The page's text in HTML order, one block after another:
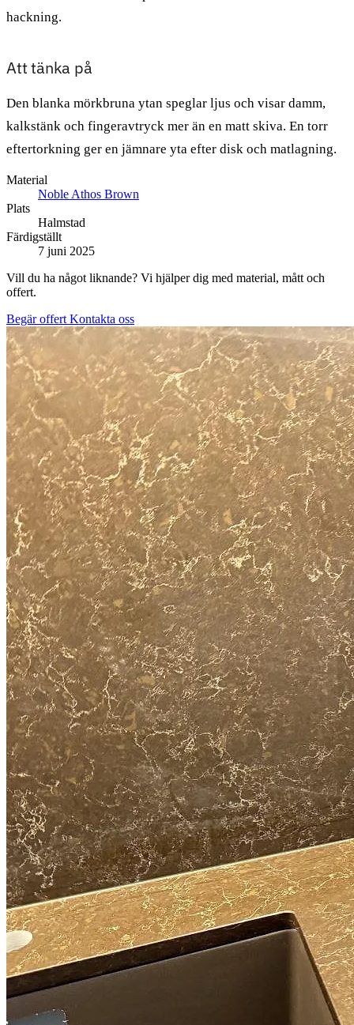
hackning.
Att tänka på
Den blanka mörkbruna ytan speglar ljus och visar damm,
kalkstänk och fingeravtryck mer än en matt skiva. En torr
eftertorkning ger en jämnare yta efter disk och matlagning.
Material
Noble Athos Brown
Plats
Halmstad
Färdigställt
7 juni 2025
Vill du ha något liknande? Vi hjälper dig med material, mått och
offert.
Begär offert Kontakta oss